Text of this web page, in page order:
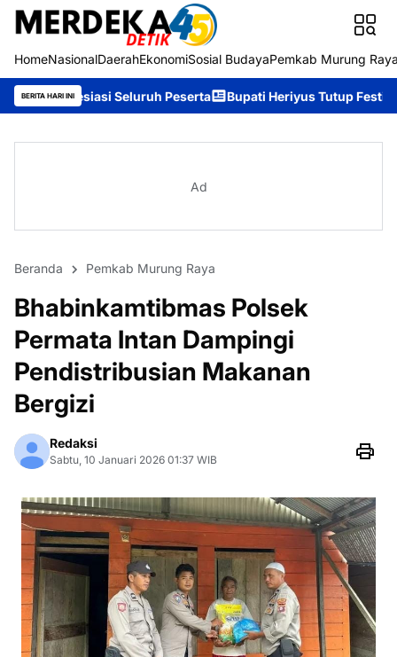
HomeNasionalDaerahEkonomiSosial BudayaPemkab Murung
BERITA HARI INI
Seluruh Peserta Bupati Heriyus Tutup Festival Budaya Tira
Ad
Beranda Pemkab Murung Raya
Bhabinkamtibmas Polsek
Permata Intan Dampingi
Pendistribusian Makanan
Bergizi
Redaksi
Sabtu, 10 Januari 2026 01:37 WIB